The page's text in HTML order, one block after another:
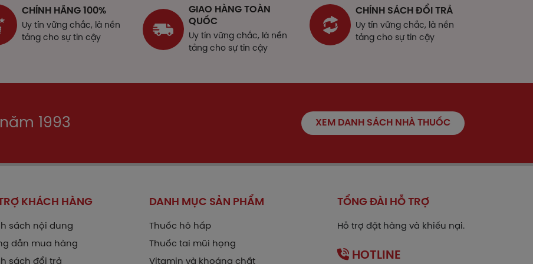
ý
khi sử dụng thuốc bạn cần đọc kỹ hướng dẫn sử dụng và tham khảo thông tin bên dưới.
Phenylketon niệu (do có chứa aspartame).
Thận trọng khi dùng cho bệnh nhân bị loét dạ dày - tá tràng.
Không có thông tin.
kỳ mang thai
CHÍNH HÃNG 100%
Uy tín vững chắc, là nền
tảng cho sự tin cậy
GIAO HÀNG TOÀN
QUỐC
Uy tín vững chắc, là nền
tảng cho sự tin cậy
CHÍNH SÁCH ĐỔI TRẢ
Uy tín vững chắc, là nền
tảng cho sự tin cậy
1993 XEM DANH SÁCH NHÀ THUỐC
KHÁCH HÀNG
sách nội dung
dẫn mua hàng
sách đổi trả
DANH MỤC SẢN PHẨM
Thuốc hô hấp
Thuốc tai mũi họng
Vitamin và khoáng chất
TỔNG ĐÀI HỖ TRỢ
Hỗ trợ đặt hàng và khiếu nại.
HOTLINE